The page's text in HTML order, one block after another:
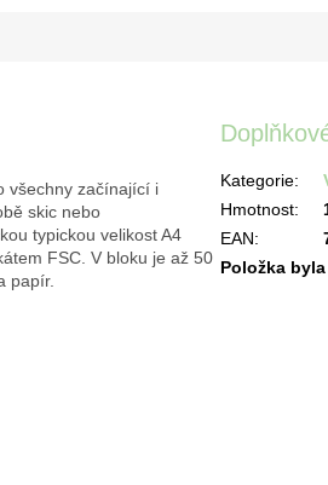
všechny začínající i
skic nebo
typickou velikost A4
FSC. V bloku je až 50
papír.
Kategorie:
Hmotnost:
EAN:
Položka